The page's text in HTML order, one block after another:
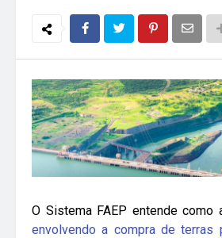
O Sistema FAEP entende como
envolvendo a compra de terras